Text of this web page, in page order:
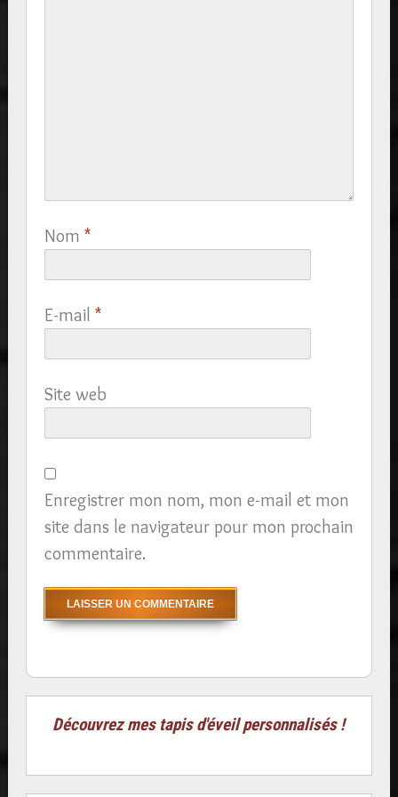
Nom *
E-mail *
Site web
Enregistrer mon nom, mon e-mail et mon
site dans le navigateur pour mon prochain
commentaire.
Découvrez mes tapis d'éveil personnalisés !